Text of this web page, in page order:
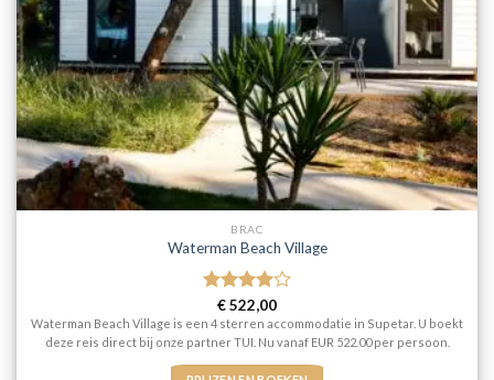
BRAC
Waterman Beach Village
Gewaardeerd
4uit 5
€522,00
Waterman Beach Village is een 4 sterren accommodatie in Supetar. U boekt
deze reis direct bij onze partner TUI. Nu vanaf EUR 522.00 per persoon.